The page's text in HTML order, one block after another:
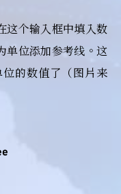
这个输入框中填入数
单位添加参考线。这
的数值了（图片来